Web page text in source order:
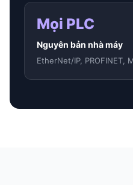
Mọi PLC
Nguyên bản nhà máy
EtherNet/IP, PROFINET,